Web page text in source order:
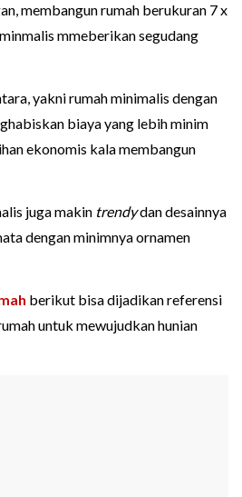
membangun rumah berukuran 7 x
mmeberikan segudang
yakni rumah minimalis dengan
biaya yang lebih minim
ekonomis kala membangun
juga makin trendydan desainnya
dengan minimnya ornamen
berikut bisa dijadikan referensi
untuk mewujudkan hunian